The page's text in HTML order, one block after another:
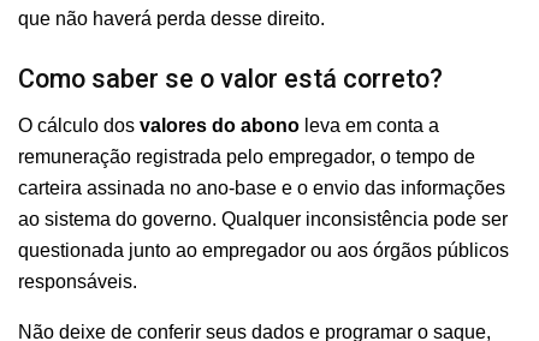
que não haverá perda desse direito.
Como saber se o valor está correto?
O cálculo dos valores do abono leva em conta a
remuneração registrada pelo empregador, o tempo de
carteira assinada no ano-base e o envio das informações
ao sistema do governo. Qualquer inconsistência pode ser
questionada junto ao empregador ou aos órgãos públicos
responsáveis.
Não deixe de conferir seus dados e programar o saque,